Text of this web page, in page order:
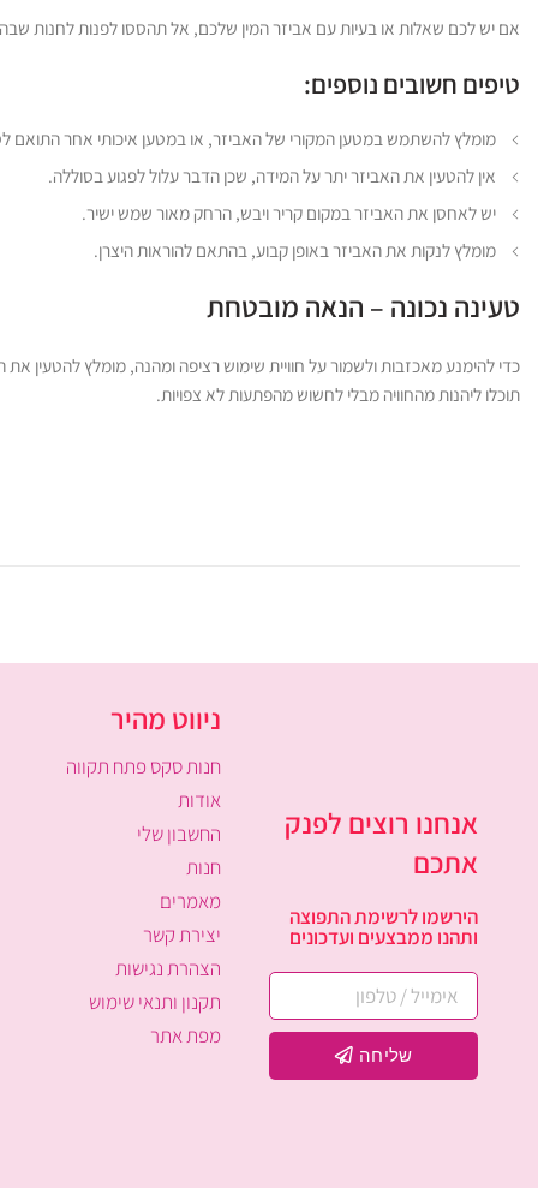
אם יש לכם שאלות או בעיות עם אביזר המין שלכם, אל תהססו לפנות לחנות
טיפים חשובים נוספים:
מומלץ להשתמש במטען המקורי של האביזר, או במטען איכותי אחר התואם
אין להטעין את האביזר יתר על המידה, שכן הדבר עלול לפגוע בסוללה.
יש לאחסן את האביזר במקום קריר ויבש, הרחק מאור שמש ישיר.
מומלץ לנקות את האביזר באופן קבוע, בהתאם להוראות היצרן.
טעינה נכונה – הנאה מובטחת
כדי להימנע מאכזבות ולשמור על חוויית שימוש רציפה ומהנה, מומלץ להטעין
תוכלו ליהנות מהחוויה מבלי לחשוש מהפתעות לא צפויות.
אנחנו רוצים לפנק
אתכם
הירשמו לרשימת התפוצה
ותהנו ממבצעים ועדכונים
שליחה
ניווט מהיר
חנות סקס פתח תקווה
אודות
החשבון שלי
חנות
מאמרים
יצירת קשר
הצהרת נגישות
תקנון ותנאי שימוש
מפת אתר